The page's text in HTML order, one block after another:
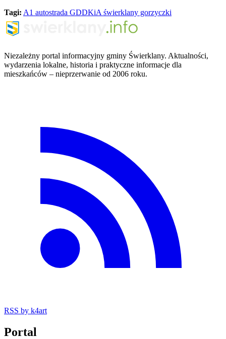
Tagi: A1 autostrada GDDKiA świerklany gorzyczki
Niezależny portal informacyjny gminy Świerklany. Aktualności,
wydarzenia lokalne, historia i praktyczne informacje dla
mieszkańców – nieprzerwanie od 2006 roku.
RSS by k4art
Portal